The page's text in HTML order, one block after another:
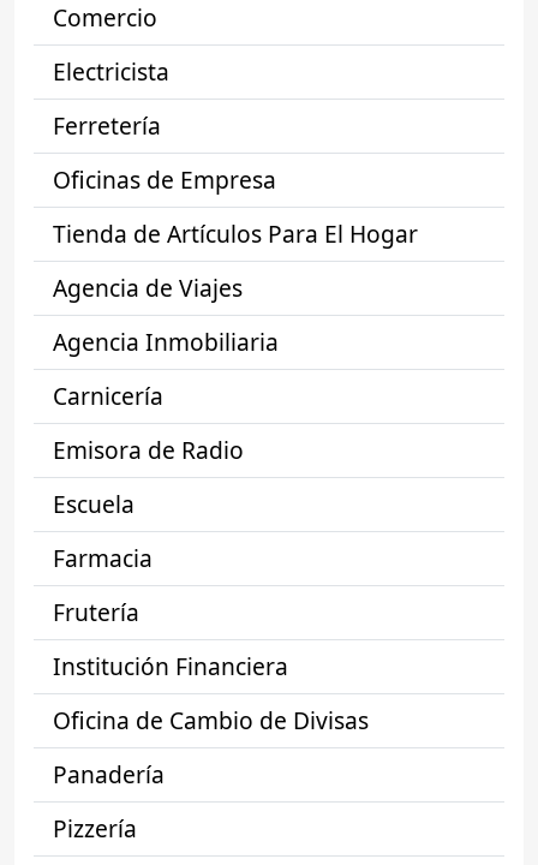
Comercio
Electricista
Ferretería
Oficinas de Empresa
Tienda de Artículos Para El Hogar
Agencia de Viajes
Agencia Inmobiliaria
Carnicería
Emisora de Radio
Escuela
Farmacia
Frutería
Institución Financiera
Oficina de Cambio de Divisas
Panadería
Pizzería